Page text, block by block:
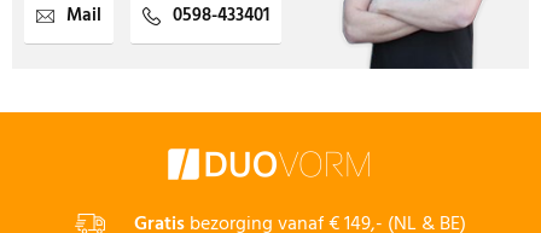
Mail 0598-433401
Gratisbezorging vanaf € 149,- (NL & BE)